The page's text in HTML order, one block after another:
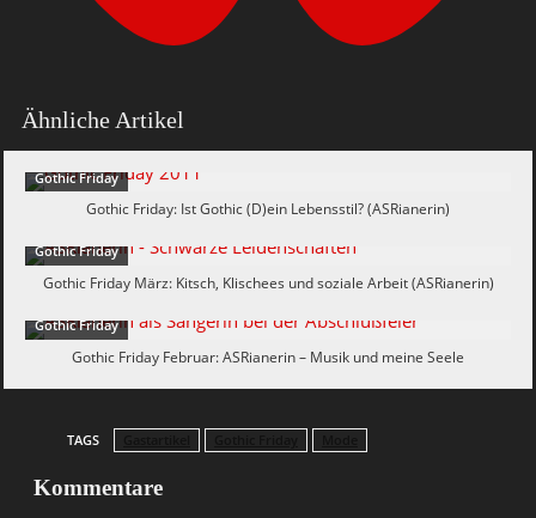
Ähnliche Artikel
Gothic Friday
Gothic Friday: Ist Gothic (D)ein Lebensstil? (ASRianerin)
Gothic Friday
Gothic Friday März: Kitsch, Klischees und soziale Arbeit (ASRianerin)
Gothic Friday
Gothic Friday Februar: ASRianerin – Musik und meine Seele
TAGS
Kommentare